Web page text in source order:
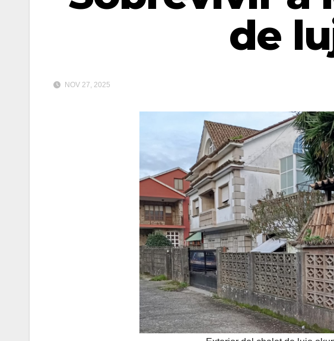
de
NOV 27, 2025